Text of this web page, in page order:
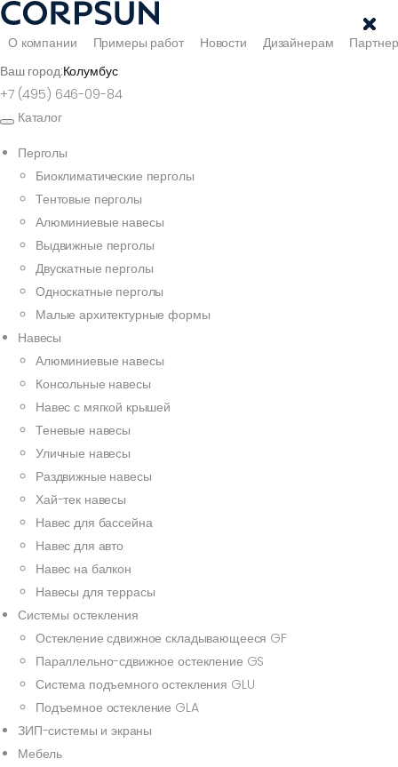
О компании Примеры работ Новости Дизайнерам
Ваш город:Колумбус
+7 (495) 646-09-84
Каталог
Перголы
Биоклиматические перголы
Тентовые перголы
Алюминиевые навесы
Выдвижные перголы
Двускатные перголы
Односкатные перголы
Малые архитектурные формы
Навесы
Алюминиевые навесы
Консольные навесы
Навес с мягкой крышей
Теневые навесы
Уличные навесы
Раздвижные навесы
Хай-тек навесы
Навес для бассейна
Навес для авто
Навес на балкон
Навесы для террасы
Системы остекления
Остекление сдвижное складывающееся GF
Параллельно-сдвижное остекление GS
Система подъемного остекления GLU
Подъемное остекление GLA
ЗИП-системы и экраны
Мебель